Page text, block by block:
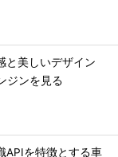
と美しいデザイン
ジンを見る
APIを特徴とする車